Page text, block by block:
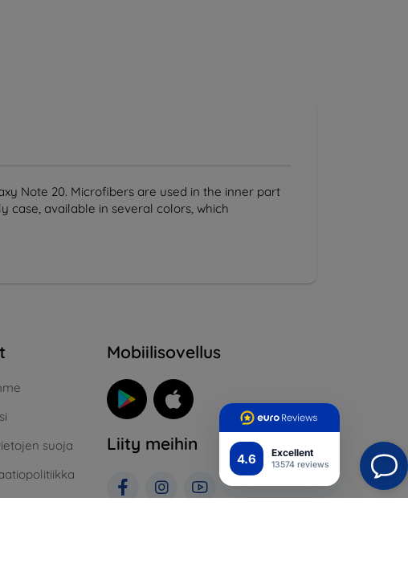
4.6 Excellent
13574 reviews
Note 20. Microfibers are used in the inner part
case, available in several colors, which
suoja
Mobiilisovellus
Liity meihin